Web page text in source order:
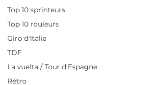
Top 10 sprinteurs
Top 10 rouleurs
Giro d'Italia
TDF
La vuelta / Tour d'Espagne
Rétro